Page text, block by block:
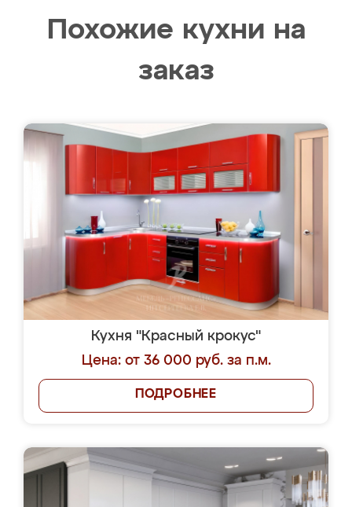
Похожие кухни на
заказ
Кухня "Красный крокус"
Цена: от 36 000 руб. за п.м.
ПОДРОБНЕЕ